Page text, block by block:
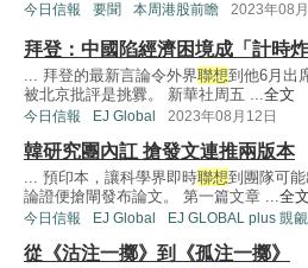
今日信報 要聞 本周港股前瞻 2023年08
拜登：中國陷經濟困境成「計時炸
... 拜登的最新言論令外界聯想到他6月出
被北京批評是挑釁。 新華社周五 ... 全文
今日信報 EJ Global 2023年08月12日
韓研究團內訌 搶發文連推兩版本
... 預印本，讓科學界即時聯想到團隊可
論證便搶閘發布論文。 第一篇文章 ... 全文
今日信報 EJ Global EJ GLOBAL plus 覬
從《沽注一擲》到《孤注一擲》